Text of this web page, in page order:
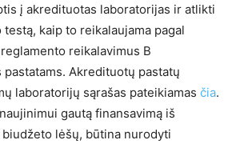
į akredituotas laboratorijas ir atlikti
kaip to reikalaujama pagal
reikalavimus B
Akredituotų pastatų
laboratorijų sąrašas pateikiamas čia.
gautą finansavimą iš
lėšų, būtina nurodyti